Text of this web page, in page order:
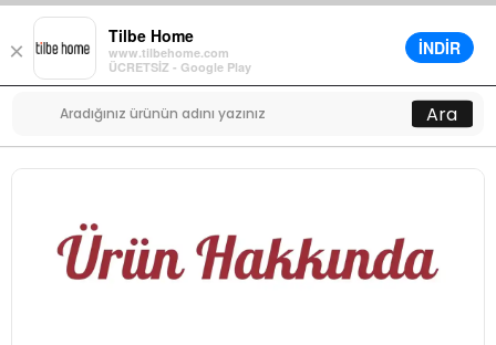
×
Tilbe Home
www.tilbehome.com
ÜCRETSİZ - Google Play
İNDİR
Menü
0
Ara